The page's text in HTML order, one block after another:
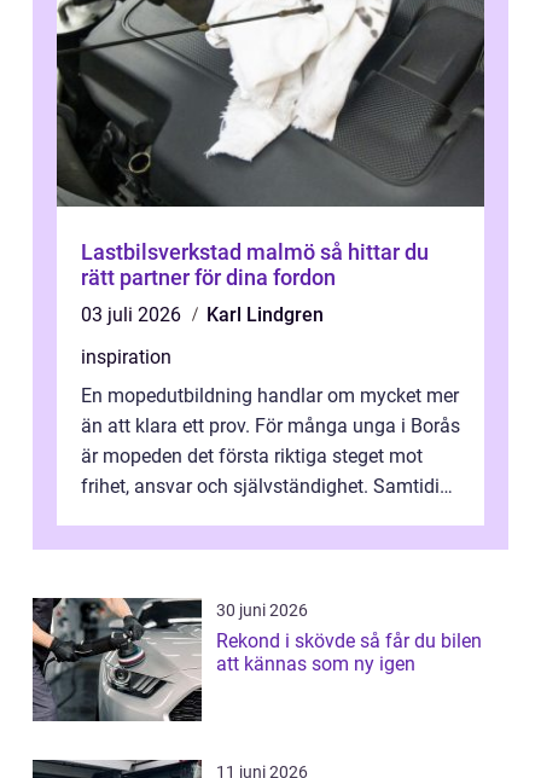
Lastbilsverkstad malmö så hittar du
rätt partner för dina fordon
03 juli 2026
Karl Lindgren
inspiration
En mopedutbildning handlar om mycket mer
än att klara ett prov. För många unga i Borås
är mopeden det första riktiga steget mot
frihet, ansvar och självständighet. Samtidigt
30 juni 2026
Rekond i skövde så får du bilen
att kännas som ny igen
11 juni 2026